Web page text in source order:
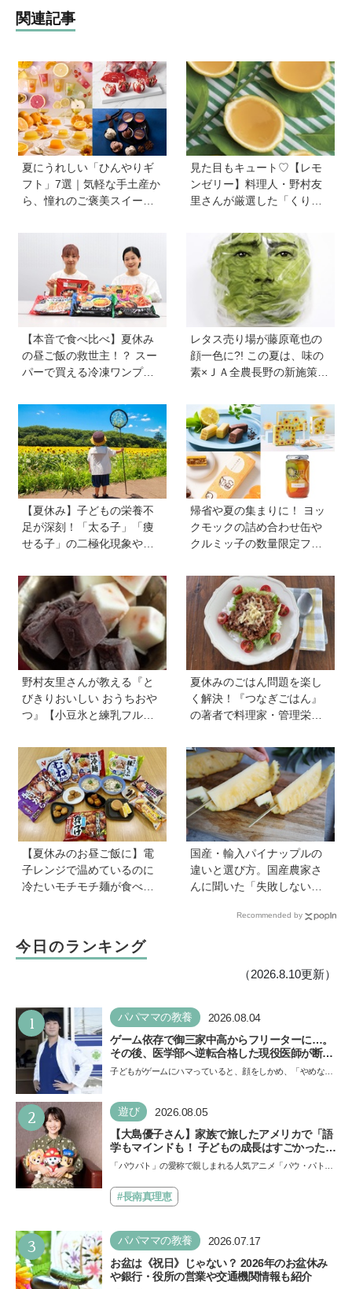
関連記事
夏にうれしい「ひんやりギ
フト」7選｜気軽な手土産か
ら、憧れのご褒美スイーツ
見た目もキュート♡【レモ
ンゼリー】料理人・野村友
里さんが厳選した「くり返
から夏にピッタリなレシピ
をピックアップ
【本音で食べ比べ】夏休み
の昼ご飯の救世主！？ スー
パーで買える冷凍ワンプレ
食！
レタス売り場が藤原竜也の
顔一色に?! この夏は、味の
素×ＪＡ全農長野の新施策
タス料理の幅が広がる『レ
タス瞬間消滅レシピ』も便
利
【夏休み】子どもの栄養不
足が深刻！「太る子」「痩
せる子」の二極化現象や、
決のカギは1日3回のたんぱ
く質と、発酵食品＆乾物の
活用《専門家監修》
帰省や夏の集まりに！ ヨッ
クモックの詰め合わせ缶や
クルミッ子の数量限定フレ
る「夏の手土産」８選
野村友里さんが教える『と
びきりおいしい おうちおや
つ』【小豆氷と練乳フルー
り！ 小学生でもお手伝いで
きる
夏休みのごはん問題を楽し
く解決！『つなぎごはん』
の著者で料理家・管理栄養
る「子どもと一緒に楽しめ
る夏休みレシピ」
【夏休みのお昼ご飯に】電
子レンジで温めているのに
冷たいモチモチ麺が食べら
も紹介♪
国産・輸入パイナップルの
違いと選び方。国産農家さ
んに聞いた「失敗しない見
イデア【季節のフルーツカ
Recommended by
今日のランキング
（2026.8.10更新）
1 パパママの教養 2026.08.04
ゲーム依存で御三家中高からフリーターに…。
その後、医学部へ逆転合格した現役医師が断言
「ゲームの経験が受験勉強に役立った」そう考
子どもがゲームにハマっていると、顔をしかめ、「やめなさ
い…
2 遊び 2026.08.05
【大島優子さん】家族で旅したアメリカで「語
学もマインドも！ 子どもの成長はすごかった」
声優をつとめた映画『パウ・パトロール ザ・ダ
できると子どもに知ってほしい
「パウパト」の愛称で親しまれる人気アニメ「パウ・パトロ
ザ…
#長南真理恵
3 パパママの教養 2026.07.17
お盆は《祝日》じゃない？ 2026年のお盆休み
や銀行・役所の営業や交通機関情報も紹介